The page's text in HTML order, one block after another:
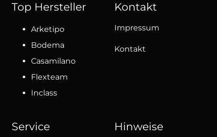
Top Hersteller
Arketipo
Bodema
Casamilano
Flexteam
Inclass
Kontakt
Impressum
Kontakt
Service Hinweise